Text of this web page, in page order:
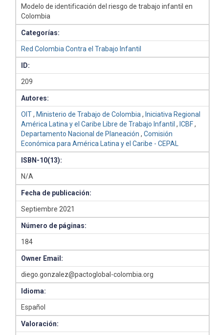
Modelo de identificación del riesgo de trabajo infantil en
Colombia
Categorías:
Red Colombia Contra el Trabajo Infantil
ID:
209
Autores:
OIT, Ministerio de Trabajo de Colombia , Iniciativa Regional
América Latina y el Caribe Libre de Trabajo Infantil , ICBF,
Departamento Nacional de Planeación ,Comisión
Económica para América Latina y el Caribe - CEPAL
ISBN-10(13):
N/A
Fecha de publicación:
Septiembre 2021
Número de páginas:
184
Owner Email:
diego.gonzalez@pactoglobal-colombia.org
Idioma:
Español
Valoración: